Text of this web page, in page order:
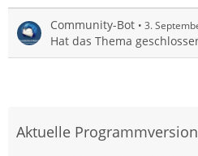
Community-Bot 3.
Hat das Thema
Aktuelle Programmversion